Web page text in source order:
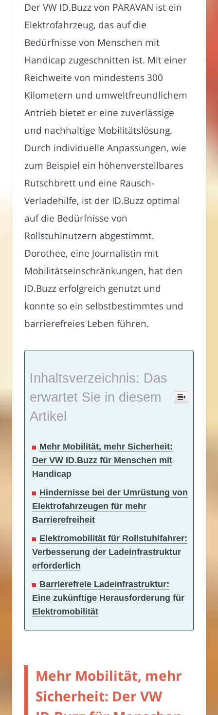
Der VW ID.Buzz von PARAVAN ist ein
Elektrofahrzeug, das auf die
Bedürfnisse von Menschen mit
Handicap zugeschnitten ist. Mit einer
Reichweite von mindestens 300
Kilometern und umweltfreundlichem
Antrieb bietet er eine zuverlässige
und nachhaltige Mobilitätslösung.
Durch individuelle Anpassungen, wie
zum Beispiel ein höhenverstellbares
Rutschbrett und eine Rausch-
Verladehilfe, ist der ID.Buzz optimal
auf die Bedürfnisse von
Rollstuhlnutzern abgestimmt.
Dorothee, eine Journalistin mit
Mobilitätseinschränkungen, hat den
ID.Buzz erfolgreich genutzt und
konnte so ein selbstbestimmtes und
barrierefreies Leben führen.
Inhaltsverzeichnis: Das
erwartet Sie in diesem
Artikel
Mehr Mobilität, mehr Sicherheit:
Der VW ID.Buzz für Menschen mit
Handicap
Hindernisse bei der Umrüstung von
Elektrofahrzeugen für mehr
Barrierefreiheit
Elektromobilität für Rollstuhlfahrer:
Verbesserung der Ladeinfrastruktur
erforderlich
Barrierefreie Ladeinfrastruktur:
Eine zukünftige Herausforderung für
Elektromobilität
Mehr Mobilität, mehr
Sicherheit: Der VW